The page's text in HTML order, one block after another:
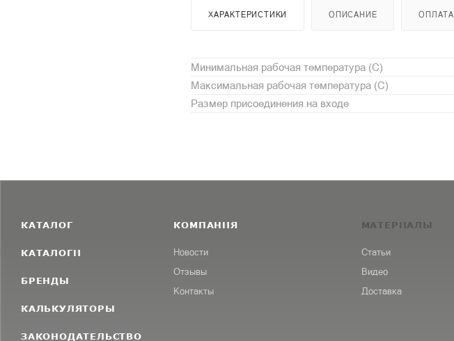
ХАРАКТЕРИСТИКИ ОПИСАНИЕ ОПЛАТА
Минимальная рабочая температура (С)
Максимальная рабочая температура (С)
Размер присоединения на входе
КАТАЛОГ
КАТАЛОГИ
БРЕНДЫ
КАЛЬКУЛЯТОРЫ
ЗАКОНОДАТЕЛЬСТВО
КОМПАНИЯ
Новости
Отзывы
Контакты
МАТЕРИАЛЫ
Статьи
Видео
Доставка